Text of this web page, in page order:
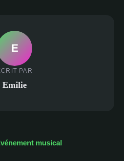
E
PAR
Emilie
musical